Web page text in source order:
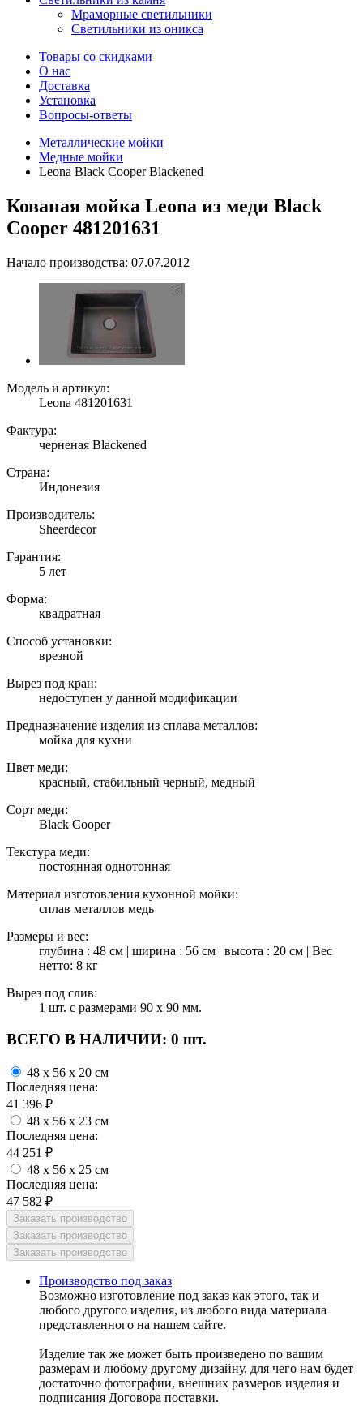
Мраморные светильники
Светильники из оникса
Товары со скидками
О нас
Доставка
Установка
Вопросы-ответы
Металлические мойки
Медные мойки
Leona Black Cooper Blackened
Кованая мойка Leona из меди Black
Cooper 481201631
Начало производства: 07.07.2012
Модель и артикул:
Leona 481201631
Фактура:
черненая Blackened
Страна:
Индонезия
Производитель:
Sheerdecor
Гарантия:
5 лет
Форма:
квадратная
Способ установки:
врезной
Вырез под кран:
недоступен у данной модификации
Предназначение изделия из сплава металлов:
мойка для кухни
Цвет меди:
красный, стабильный черный, медный
Сорт меди:
Black Cooper
Текстура меди:
постоянная однотонная
Материал изготовления кухонной мойки:
сплав металлов медь
Размеры и вес:
глубина : 48 см | ширина : 56 см | высота : 20 см | Вес
нетто: 8 кг
Вырез под слив:
1 шт. с размерами 90 х 90 мм.
ВСЕГО В НАЛИЧИИ: 0 шт.
48 x 56 x 20 см
Последняя цена:
41 396 ₽
48 x 56 x 23 см
Последняя цена:
44 251 ₽
48 x 56 x 25 см
Последняя цена:
47 582 ₽
Производство под заказ
Возможно изготовление под заказ как этого, так и
любого другого изделия, из любого вида материала
представленного на нашем сайте.
Изделие так же может быть произведено по вашим
размерам и любому другому дизайну, для чего нам будет
достаточно фотографии, внешних размеров изделия и
подписания Договора поставки.